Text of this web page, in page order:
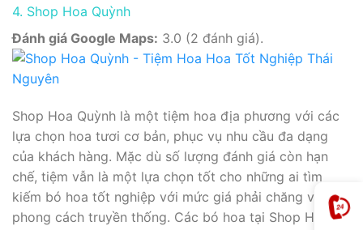
4. Shop Hoa Quỳnh
Đánh giá Google Maps: 3.0 (2 đánh giá).
Shop Hoa Quỳnh là một tiệm hoa địa phương với các
lựa chọn hoa tươi cơ bản, phục vụ nhu cầu đa dạng
của khách hàng. Mặc dù số lượng đánh giá còn hạn
chế, tiệm vẫn là một lựa chọn tốt cho những ai tìm
kiếm bó hoa tốt nghiệp với mức giá phải chăng và
phong cách truyền thống. Các bó hoa tại Shop Hoa